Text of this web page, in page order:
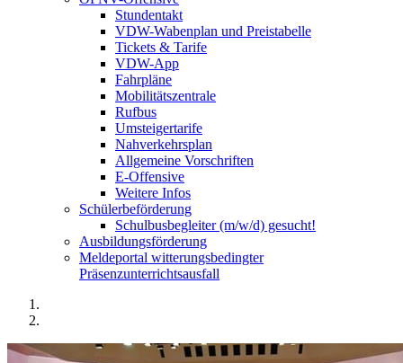
Stundentakt
VDW-Wabenplan und Preistabelle
Tickets & Tarife
VDW-App
Fahrpläne
Mobilitätszentrale
Rufbus
Umsteigertarife
Nahverkehrsplan
Allgemeine Vorschriften
E-Offensive
Weitere Infos
Schülerbeförderung
Schulbusbegleiter (m/w/d) gesucht!
Ausbildungsförderung
Meldeportal witterungsbedingter
Präsenzunterrichtsausfall